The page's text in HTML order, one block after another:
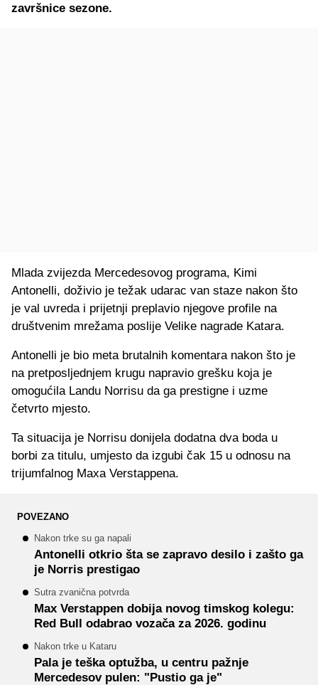
završnice sezone.
Mlada zvijezda Mercedesovog programa, Kimi
Antonelli, doživio je težak udarac van staze nakon što
je val uvreda i prijetnji preplavio njegove profile na
društvenim mrežama poslije Velike nagrade Katara.
Antonelli je bio meta brutalnih komentara nakon što je
na pretposljednjem krugu napravio grešku koja je
omogućila Landu Norrisu da ga prestigne i uzme
četvrto mjesto.
Ta situacija je Norrisu donijela dodatna dva boda u
borbi za titulu, umjesto da izgubi čak 15 u odnosu na
trijumfalnog Maxa Verstappena.
POVEZANO
Nakon trke su ga napali
Antonelli otkrio šta se zapravo desilo i zašto ga
je Norris prestigao
Sutra zvanična potvrda
Max Verstappen dobija novog timskog kolegu:
Red Bull odabrao vozača za 2026. godinu
Nakon trke u Kataru
Pala je teška optužba, u centru pažnje
Mercedesov pulen: "Pustio ga je"